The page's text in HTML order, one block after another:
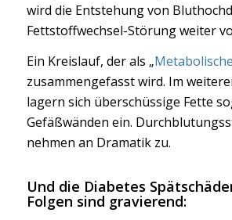
wird die Entstehung von
Fettstoffwechsel-Störung weiter
Ein Kreislauf, der als „
zusammengefasst wird. Im
lagern sich überschüssige Fette
Gefäßwänden ein.
nehmen an Dramatik zu.
Und die Diabetes
Folgen sind gravierend: